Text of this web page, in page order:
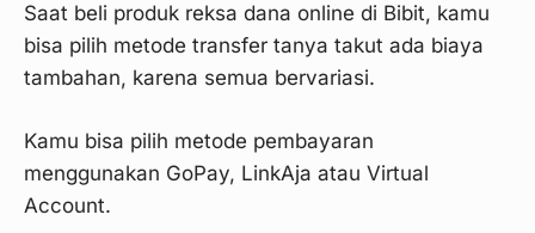
Saat beli produk reksa dana online di Bibit, kamu
bisa pilih metode transfer tanya takut ada biaya
tambahan, karena semua bervariasi.
Kamu bisa pilih metode pembayaran
menggunakan GoPay, LinkAja atau Virtual
Account.